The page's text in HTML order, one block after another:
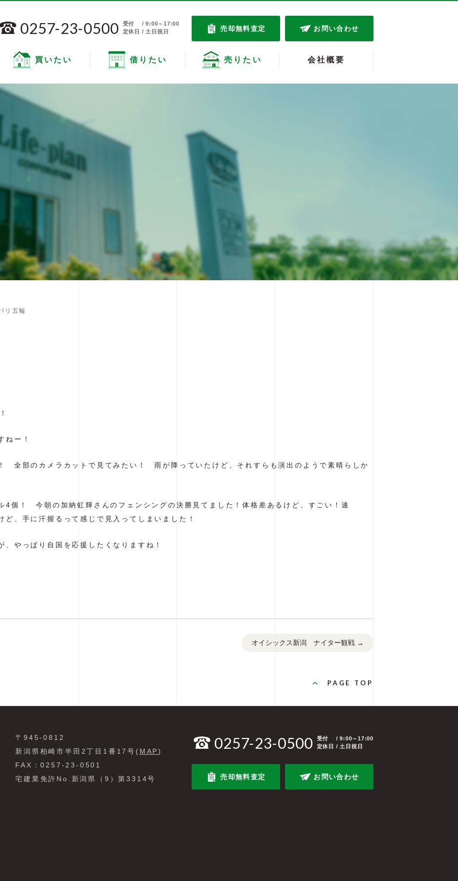
0257-23-0500 受付
/ 9:00～17:00
定休日 / 土日祝日
売却無料査定 お問い合わせ
買いたい 借りたい 売りたい 会社概要
リ五輪
ねー！
全部のカメラカットで見てみたい！ 雨が降っていたけど、それすらも演出のようで素晴らしか
4個！ 今朝の加納虹輝さんのフェンシングの決勝見てました！体格差あるけど、すごい！速
、手に汗握るって感じで見入ってしまいました！
、やっぱり自国を応援したくなりますね！
オイシックス新潟 ナイター観戦 →
PAGE TOP
〒945-0812
新潟県柏崎市半田2丁目1番17号( MAP)
FAX：0257-23-0501
宅建業免許No.新潟県（9）第3314号
0257-23-0500 受付
/ 9:00～17:00
定休日 / 土日祝日
売却無料査定 お問い合わせ